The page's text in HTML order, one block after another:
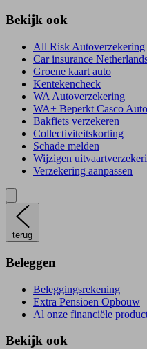
Bekijk ook
All Risk Autoverzekering
Car insurance
Groene kaart auto
Kentekencheck
WA Autoverzekering
WA+ Beperkt Casco
Bakfiets verzekeren
Collectiviteitskorting
Schade melden
Wijzigen
Verzekering aanpassen
terug
Beleggen
Beleggingsrekening
Extra Pensioen Opbouw
Al onze financiële
Bekijk ook